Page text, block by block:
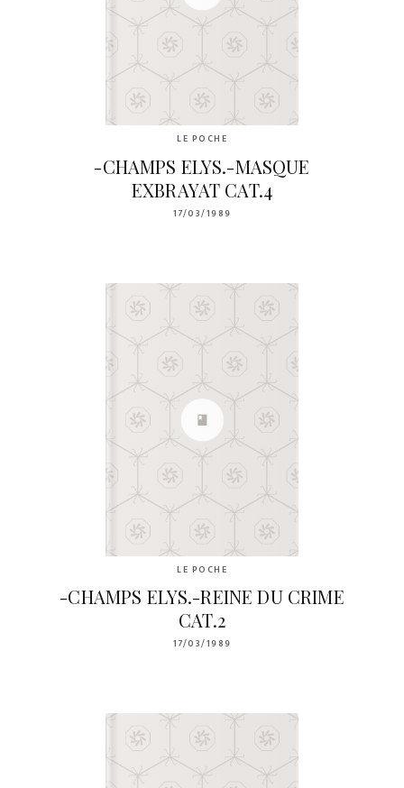
LE POCHE
-CHAMPS ELYS.-MASQUE
EXBRAYAT CAT.4
17/03/1989
LE POCHE
-CHAMPS ELYS.-REINE DU CRIME
CAT.2
17/03/1989